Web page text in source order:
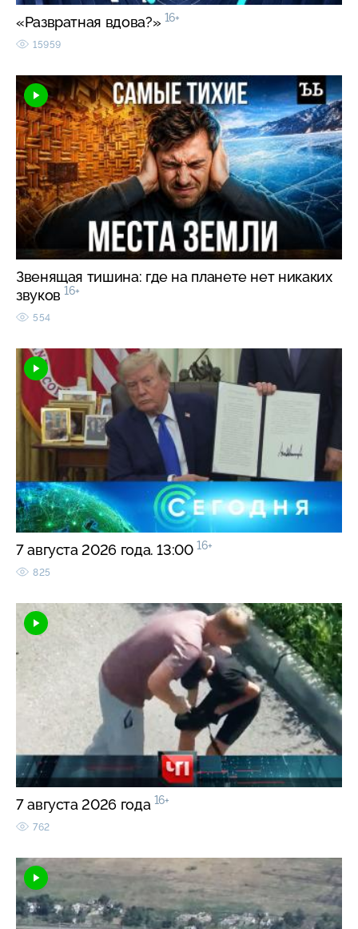
«Развратная вдова?» 16+
15959
Звенящая тишина: где на планете нет никаких
звуков 16+
554
7 августа 2026 года. 13:00 16+
825
7 августа 2026 года 16+
762